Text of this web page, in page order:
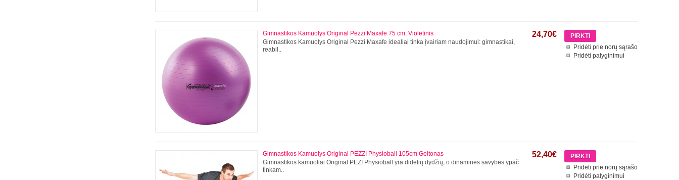
Pridėti prie norų sąrašo
Pridėti palyginimui
24,70€
Gimnastikos Kamuolys Original Pezzi Maxafe 75 cm, Violetinis
Gimnastikos Kamuolys Original Pezzi Maxafe idealiai tinka įvairiam naudojimui: gimnastikai,
reabil..
Pridėti prie norų sąrašo
Pridėti palyginimui
52,40€
Gimnastikos Kamuolys Original PEZZI Physioball 105cm Geltonas
Gimnastikos kamuoliai Original PEZI Physioball yra didelių dydžių, o dinaminės savybės ypač
tinkam..